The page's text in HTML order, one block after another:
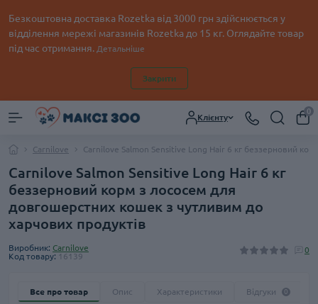
Безкоштовна доставка Rozetka від 3000 грн здійснюється у
відділення мережі магазинів Rozetka до 15 кг. Оглядайте товар
під час отримання. Детальніше
Закрити
Клієнту
0
Carnilove Carnilove Salmon Sensitive Long Hair 6 кг беззерновий
Carnilove Salmon Sensitive Long Hair 6 кг
беззерновий корм з лососем для
довгошерстних кошек з чутливим до
харчових продуктів
Виробник: Carnilove
Код товару: 16139
0
Все про товар Опис Характеристики Відгуки 0